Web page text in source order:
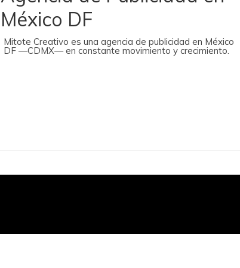
México DF
Mitote Creativo es una agencia de publicidad en México
DF —CDMX— en constante movimiento y crecimiento.